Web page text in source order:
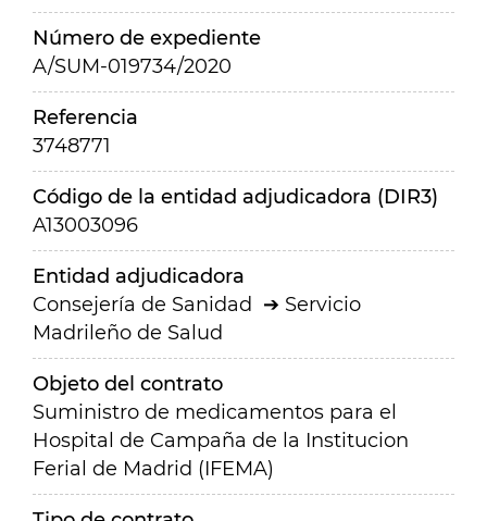
Número de expediente
A/SUM-019734/2020
Referencia
3748771
Código de la entidad adjudicadora (DIR3)
A13003096
Entidad adjudicadora
Consejería de Sanidad
Servicio
Madrileño de Salud
Objeto del contrato
Suministro de medicamentos para el
Hospital de Campaña de la Institucion
Ferial de Madrid (IFEMA)